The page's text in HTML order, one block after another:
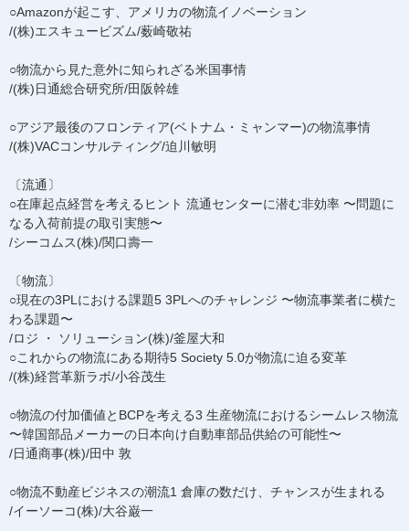
○Amazonが起こす、アメリカの物流イノベーション
/(株)エスキュービズム/薮崎敬祐
○物流から見た意外に知られざる米国事情
/(株)日通総合研究所/田阪幹雄
○アジア最後のフロンティア(ベトナム・ミャンマー)の物流事情
/(株)VACコンサルティング/迫川敏明
〔流通〕
○在庫起点経営を考えるヒント 流通センターに潜む非効率 〜問題に
なる入荷前提の取引実態〜
/シーコムス(株)/関口壽一
〔物流〕
○現在の3PLにおける課題5 3PLへのチャレンジ 〜物流事業者に横た
わる課題〜
/ロジ ・ ソリューション(株)/釜屋大和
○これからの物流にある期待5 Society 5.0が物流に迫る変革
/(株)経営革新ラボ/小谷茂生
○物流の付加価値とBCPを考える3 生産物流におけるシームレス物流
〜韓国部品メーカーの日本向け自動車部品供給の可能性〜
/日通商事(株)/田中 敦
○物流不動産ビジネスの潮流1 倉庫の数だけ、チャンスが生まれる
/イーソーコ(株)/大谷巌一